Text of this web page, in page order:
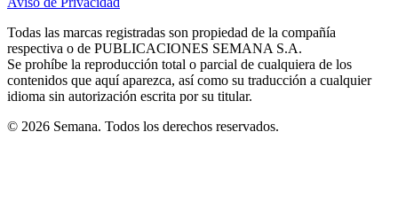
newnewnew
window
new
windowwindow
new
window
Todas las marcas registradas son propiedad de la compañía
respectiva o de PUBLICACIONES SEMANA S.A.
Se prohíbe la reproducción total o parcial de cualquiera de los
contenidos que aquí aparezca, así como su traducción a cualquier
idioma sin autorización escrita por su titular.
© 2026 Semana. Todos los derechos reservados.